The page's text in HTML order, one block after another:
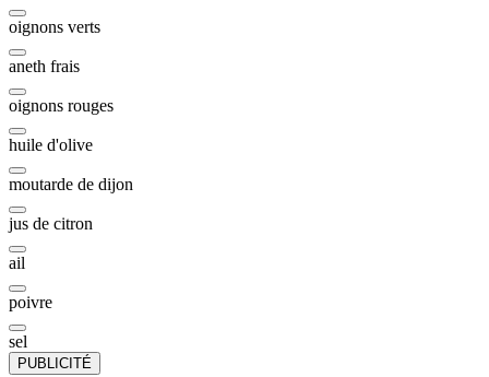
oignons verts
aneth frais
oignons rouges
huile d'olive
moutarde de dijon
jus de citron
ail
poivre
sel
PUBLICITÉ